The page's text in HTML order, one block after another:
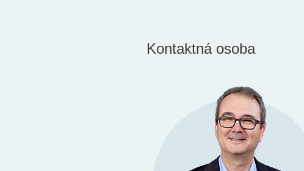
Kontaktná osoba